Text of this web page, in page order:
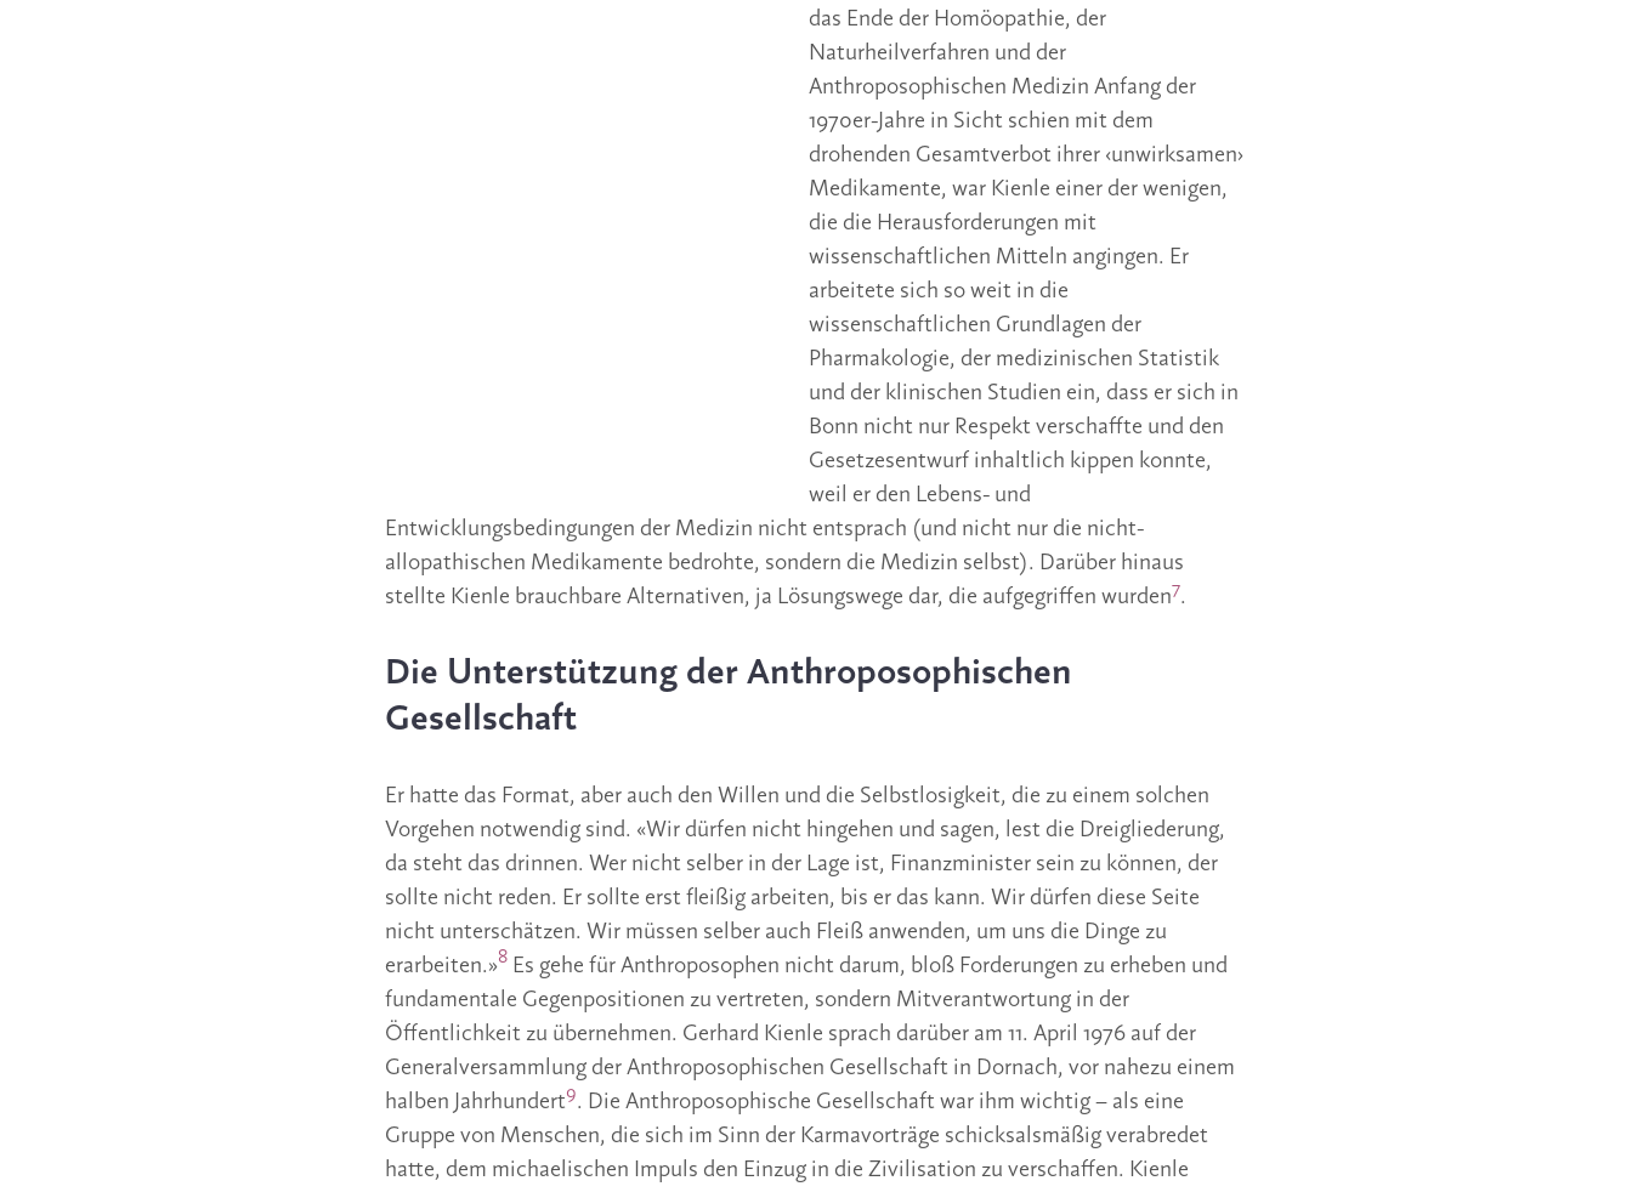
das Ende der Homöopathie, der
Naturheilverfahren und der
Anthroposophischen Medizin Anfang der
1970er-Jahre in Sicht schien mit dem
drohenden Gesamtverbot ihrer ‹unwirksamen›
Medikamente, war Kienle einer der wenigen,
die die Herausforderungen mit
wissenschaftlichen Mitteln angingen. Er
arbeitete sich so weit in die
wissenschaftlichen Grundlagen der
Pharmakologie, der medizinischen Statistik
und der klinischen Studien ein, dass er sich in
Bonn nicht nur Respekt verschaffte und den
Gesetzesentwurf inhaltlich kippen konnte,
weil er den Lebens- und
Entwicklungsbedingungen der Medizin nicht entsprach (und nicht nur die nicht-
allopathischen Medikamente bedrohte, sondern die Medizin selbst). Darüber hinaus
stellte Kienle brauchbare Alternativen, ja Lösungswege dar, die aufgegriffen wurden7.
Die Unterstützung der Anthroposophischen
Gesellschaft
Er hatte das Format, aber auch den Willen und die Selbstlosigkeit, die zu einem solchen
Vorgehen notwendig sind. «Wir dürfen nicht hingehen und sagen, lest die Dreigliederung,
da steht das drinnen. Wer nicht selber in der Lage ist, Finanzminister sein zu können, der
sollte nicht reden. Er sollte erst fleißig arbeiten, bis er das kann. Wir dürfen diese Seite
nicht unterschätzen. Wir müssen selber auch Fleiß anwenden, um uns die Dinge zu
erarbeiten.»8 Es gehe für Anthroposophen nicht darum, bloß Forderungen zu erheben und
fundamentale Gegenpositionen zu vertreten, sondern Mitverantwortung in der
Öffentlichkeit zu übernehmen. Gerhard Kienle sprach darüber am 11. April 1976 auf der
Generalversammlung der Anthroposophischen Gesellschaft in Dornach, vor nahezu einem
halben Jahrhundert9. Die Anthroposophische Gesellschaft war ihm wichtig – als eine
Gruppe von Menschen, die sich im Sinn der Karmavorträge schicksalsmäßig verabredet
hatte, dem michaelischen Impuls den Einzug in die Zivilisation zu verschaffen. Kienle